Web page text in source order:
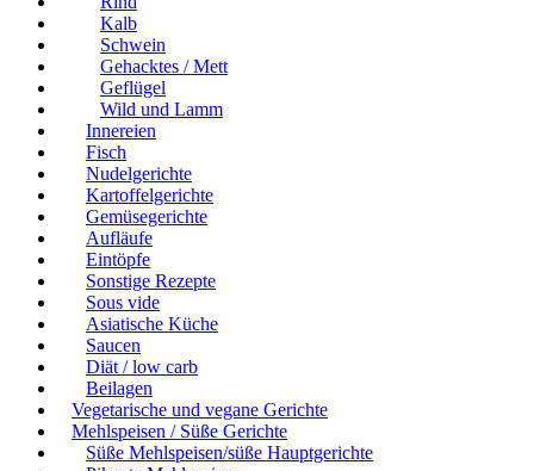
Kalb
Schwein
Gehacktes / Mett
Geflügel
Wild und Lamm
Innereien
Fisch
Nudelgerichte
Kartoffelgerichte
Gemüsegerichte
Aufläufe
Eintöpfe
Sonstige Rezepte
Sous vide
Asiatische Küche
Saucen
Diät / low carb
Beilagen
Vegetarische und vegane Gerichte
Mehlspeisen / Süße Gerichte
Süße Mehlspeisen/süße Hauptgerichte